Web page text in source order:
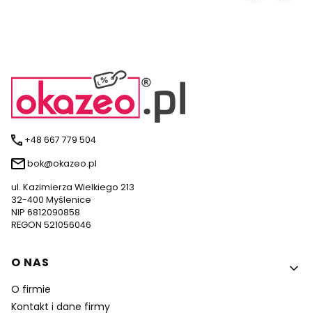
+48 667 779 504
bok@okazeo.pl
ul. Kazimierza Wielkiego 213
32-400 Myślenice
NIP 6812090858
REGON 521056046
Linki w stopce
O NAS
O firmie
Kontakt i dane firmy